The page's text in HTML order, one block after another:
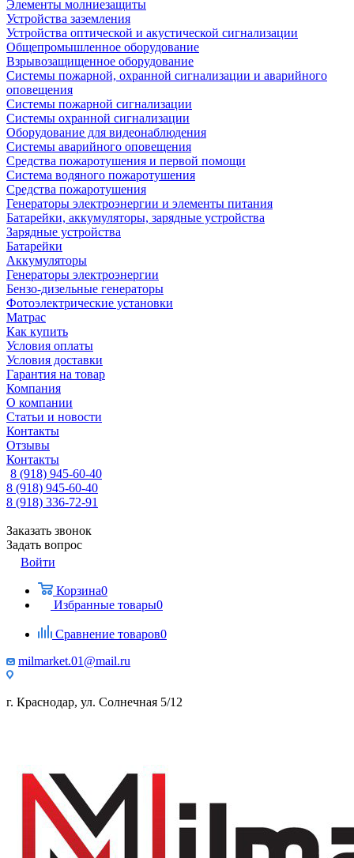
Элементы молниезащиты
Устройства заземления
Устройства оптической и акустической сигнализации
Общепромышленное оборудование
Взрывозащищенное оборудование
Системы пожарной, охранной сигнализации и аварийного
оповещения
Системы пожарной сигнализации
Системы охранной сигнализации
Оборудование для видеонаблюдения
Системы аварийного оповещения
Средства пожаротушения и первой помощи
Система водяного пожаротушения
Средства пожаротушения
Генераторы электроэнергии и элементы питания
Батарейки, аккумуляторы, зарядные устройства
Зарядные устройства
Батарейки
Аккумуляторы
Генераторы электроэнергии
Бензо-дизельные генераторы
Фотоэлектрические установки
Матрас
Как купить
Условия оплаты
Условия доставки
Гарантия на товар
Компания
О компании
Статьи и новости
Контакты
Отзывы
Контакты
8 (918) 945-60-40
8 (918) 945-60-40
8 (918) 336-72-91
Заказать звонок
Задать вопрос
Войти
Корзина0
Избранные товары0
Сравнение товаров0
milmarket.01@mail.ru
г. Краснодар, ул. Солнечная 5/12